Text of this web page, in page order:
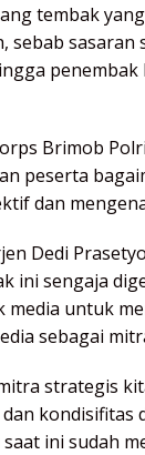
tembak
sebab sasaran
penembak
Brimob
peserta
dan
Dedi
ini sengaja
media untuk
sebagai
strategis
kondisifitas
ini sudah